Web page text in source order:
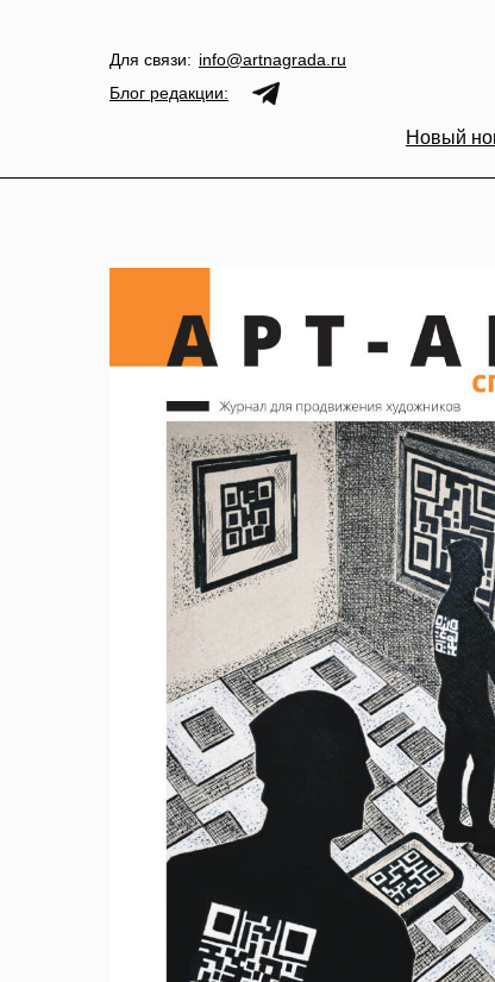
Новый
Для связи: info@artnagrada.ru
Блог редакции: